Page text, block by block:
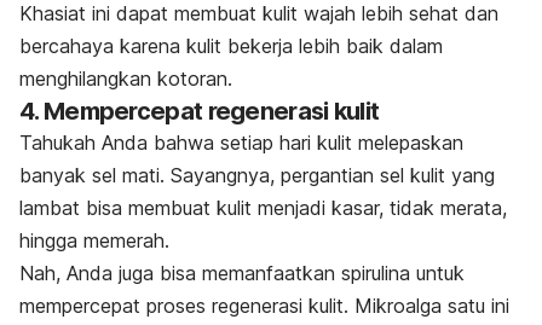
Khasiat ini dapat membuat kulit wajah lebih sehat dan
bercahaya karena kulit bekerja lebih baik dalam
menghilangkan kotoran.
4. Mempercepat regenerasi kulit
Tahukah Anda bahwa setiap hari kulit melepaskan
banyak sel mati. Sayangnya, pergantian sel kulit yang
lambat bisa membuat kulit menjadi kasar, tidak merata,
hingga memerah.
Nah, Anda juga bisa memanfaatkan spirulina untuk
mempercepat proses regenerasi kulit. Mikroalga satu ini